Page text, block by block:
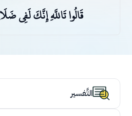
قَالُوا تَاللَّهِ إِنَّكَ لَفِي
التَّفسير